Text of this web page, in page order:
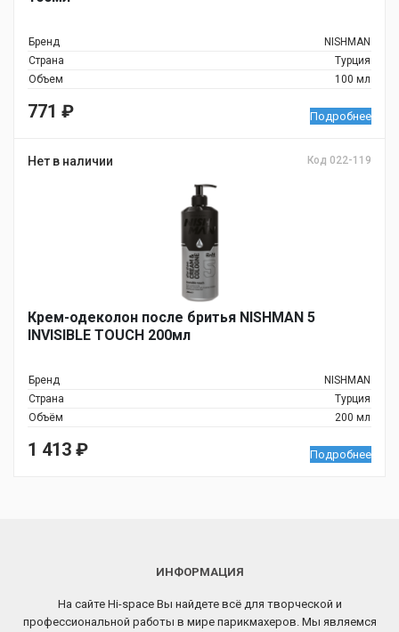
Бренд
NISHMAN
Страна
Турция
Объем
100 мл
771 ₽ Подробнее
Нет в наличии Код 022-119
Крем-одеколон после бритья NISHMAN 5
INVISIBLE TOUCH 200мл
Бренд
NISHMAN
Страна
Турция
Объём
200 мл
1 413 ₽ Подробнее
ИНФОРМАЦИЯ
На сайте Hi-space Вы найдете всё для творческой и
профессиональной работы в мире парикмахеров. Мы являемся